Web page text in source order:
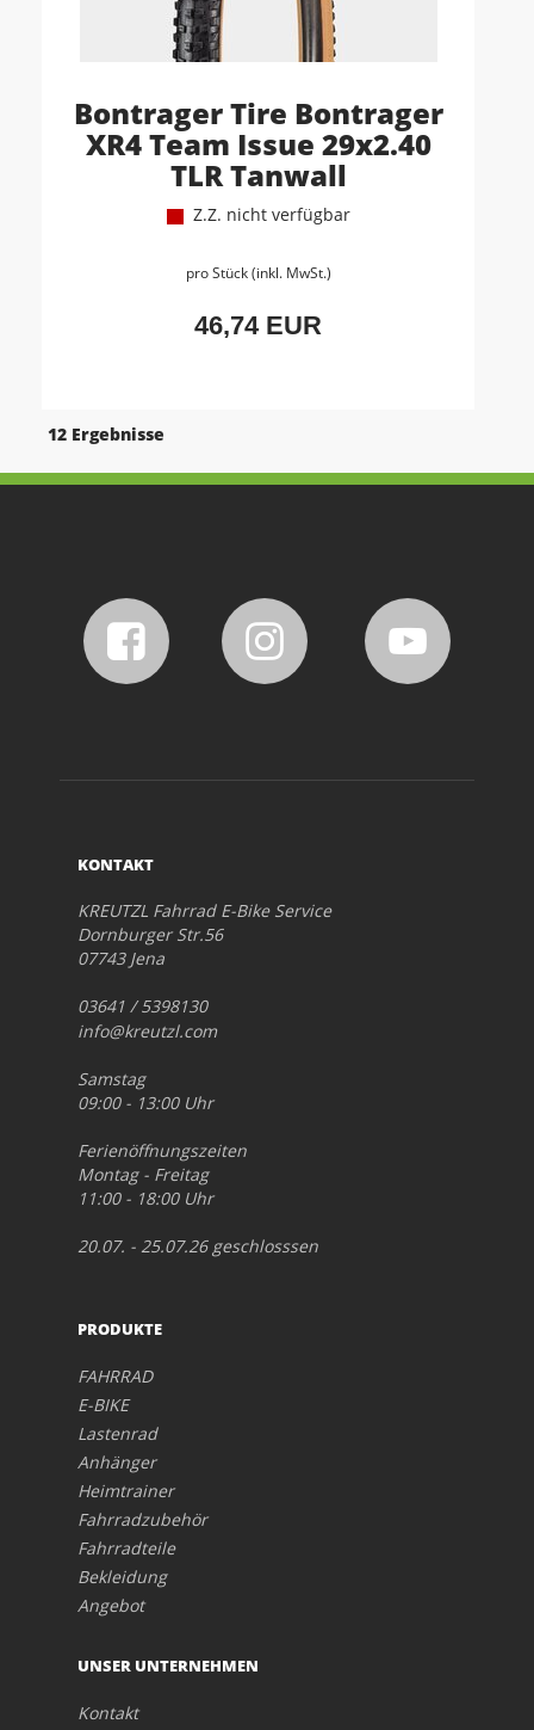
Bontrager Tire Bontrager
XR4 Team Issue 29x2.40
TLR Tanwall
Z.Z. nicht verfügbar
pro Stück (inkl. MwSt.)
46,74 EUR
12 Ergebnisse
KONTAKT
KREUTZL Fahrrad E-Bike Service
Dornburger Str.56
07743 Jena
03641 / 5398130
info@kreutzl.com
Samstag
09:00 - 13:00 Uhr
Ferienöffnungszeiten
Montag - Freitag
11:00 - 18:00 Uhr
20.07. - 25.07.26 geschlosssen
PRODUKTE
FAHRRAD
E-BIKE
Lastenrad
Anhänger
Heimtrainer
Fahrradzubehör
Fahrradteile
Bekleidung
Angebot
UNSER UNTERNEHMEN
Kontakt